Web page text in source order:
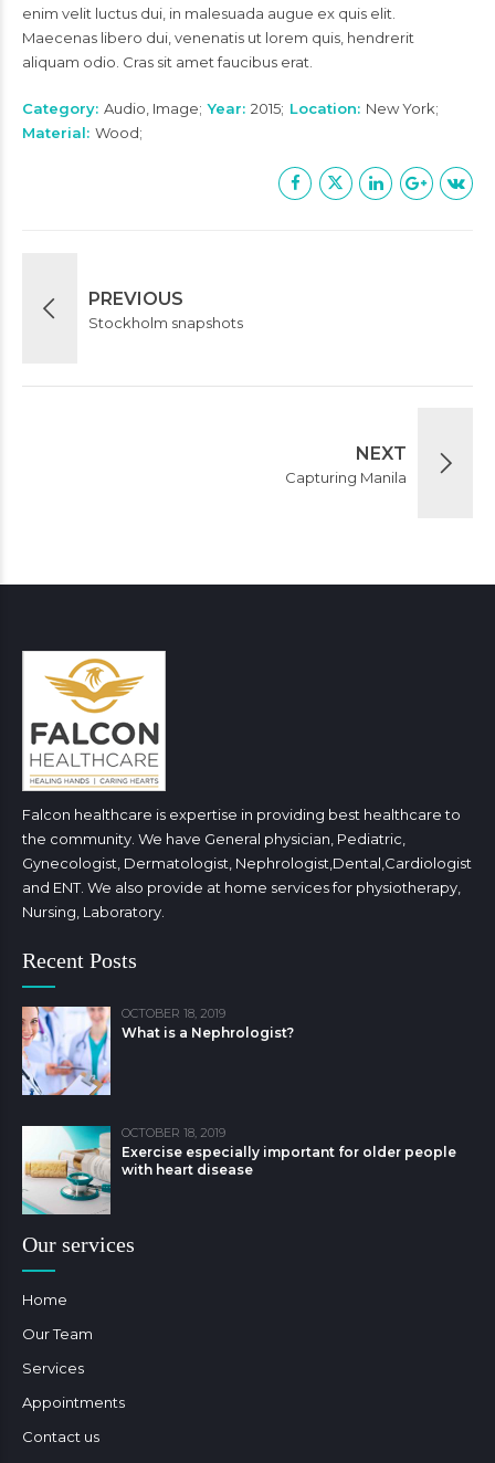
enim velit luctus dui, in malesuada augue ex quis elit.
Maecenas libero dui, venenatis ut lorem quis, hendrerit
aliquam odio. Cras sit amet faucibus erat.
Category Audio, Image Year 2015 Location
New York
Material Wood
PREVIOUS
Stockholm snapshots
NEXT
Capturing Manila
Falcon healthcare is expertise in providing best healthcare to
the community. We have General physician, Pediatric,
Gynecologist, Dermatologist, Nephrologist,Dental,Cardiologist
and ENT. We also provide at home services for physiotherapy,
Nursing, Laboratory.
Recent Posts
OCTOBER 18, 2019
What is a Nephrologist?
OCTOBER 18, 2019
Exercise especially important for older people
with heart disease
Our services
Home
Our Team
Services
Appointments
Contact us